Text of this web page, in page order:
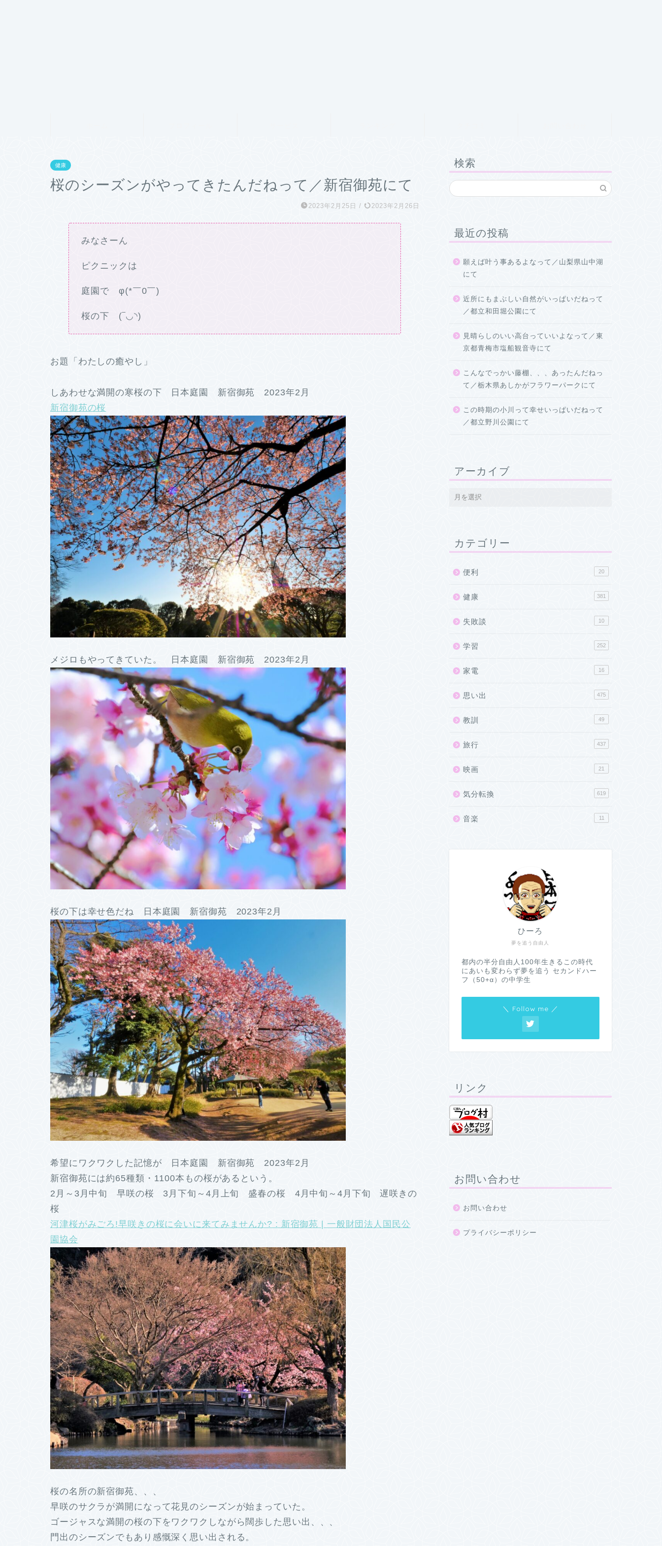
健康
桜のシーズンがやってきたんだねって／新宿御苑にて
2023年2月25日 / 2023年2月26日
みなさーん
ピクニックは
庭園で φ(*￣0￣)
桜の下 (‾◡◝)
お題「わたしの癒やし」
しあわせな満開の寒桜の下 日本庭園 新宿御苑 2023年2月
新宿御苑の桜
メジロもやってきていた。 日本庭園 新宿御苑 2023年2月
桜の下は幸せ色だね 日本庭園 新宿御苑 2023年2月
希望にワクワクした記憶が 日本庭園 新宿御苑 2023年2月
新宿御苑には約65種類・1100本もの桜があるという。
2月～3月中旬 早咲の桜 3月下旬～4月上旬 盛春の桜 4月中旬～4月下旬 遅咲きの
桜
河津桜がみごろ!早咲きの桜に会いに来てみませんか? : 新宿御苑 | 一般財団法人国民公
園協会
桜の名所の新宿御苑、、、
早咲のサクラが満開になって花見のシーズンが始まっていた。
ゴージャスな満開の桜の下をワクワクしながら闊歩した思い出、、、
門出のシーズンでもあり感慨深く思い出される。
検索
最近の投稿
願えば叶う事あるよなって／山梨県山中湖
にて
近所にもまぶしい自然がいっぱいだねって
／都立和田堀公園にて
見晴らしのいい高台っていいよなって／東
京都青梅市塩船観音寺にて
こんなでっかい藤棚、、、あったんだねっ
て／栃木県あしかがフラワーパークにて
この時期の小川って幸せいっぱいだねって
／都立野川公園にて
アーカイブ
カテゴリー
便利 20
健康 381
失敗談 10
学習 252
家電 16
思い出 475
教訓 49
旅行 437
映画 21
気分転換 619
音楽 11
夢を追う自由人
ひーろ
都内の半分自由人100年生きるこの時代
にあいも変わらず夢を追う セカンドハー
フ（50+α）の中学生
＼ Follow me ／
リンク
お問い合わせ
お問い合わせ
プライバシーポリシー